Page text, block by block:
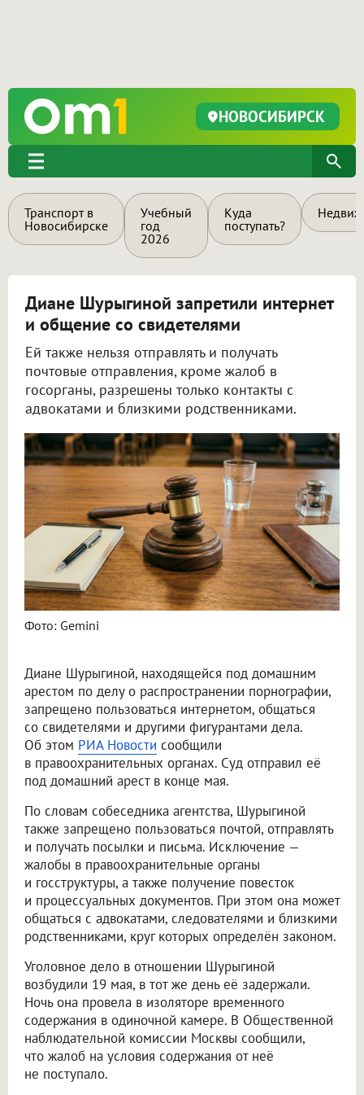
НОВОСИБИРСК
Транспорт в
Новосибирске
Учебный
год
2026
Куда
поступать?
Диане Шурыгиной запретили интернет
и общение со свидетелями
Ей также нельзя отправлять и получать
почтовые отправления, кроме жалоб в
госорганы, разрешены только контакты с
адвокатами и близкими родственниками.
Фото: Gemini
Диане Шурыгиной, находящейся под домашним
арестом по делу о распространении порнографии,
запрещено пользоваться интернетом, общаться
со свидетелями и другими фигурантами дела.
Об этом РИА Новости сообщили
в правоохранительных органах. Суд отправил её
под домашний арест в конце мая.
По словам собеседника агентства, Шурыгиной
также запрещено пользоваться почтой, отправлять
и получать посылки и письма. Исключение —
жалобы в правоохранительные органы
и госструктуры, а также получение повесток
и процессуальных документов. При этом она может
общаться с адвокатами, следователями и близкими
родственниками, круг которых определён законом.
Уголовное дело в отношении Шурыгиной
возбудили 19 мая, в тот же день её задержали.
Ночь она провела в изоляторе временного
содержания в одиночной камере. В Общественной
наблюдательной комиссии Москвы сообщили,
что жалоб на условия содержания от неё
не поступало.